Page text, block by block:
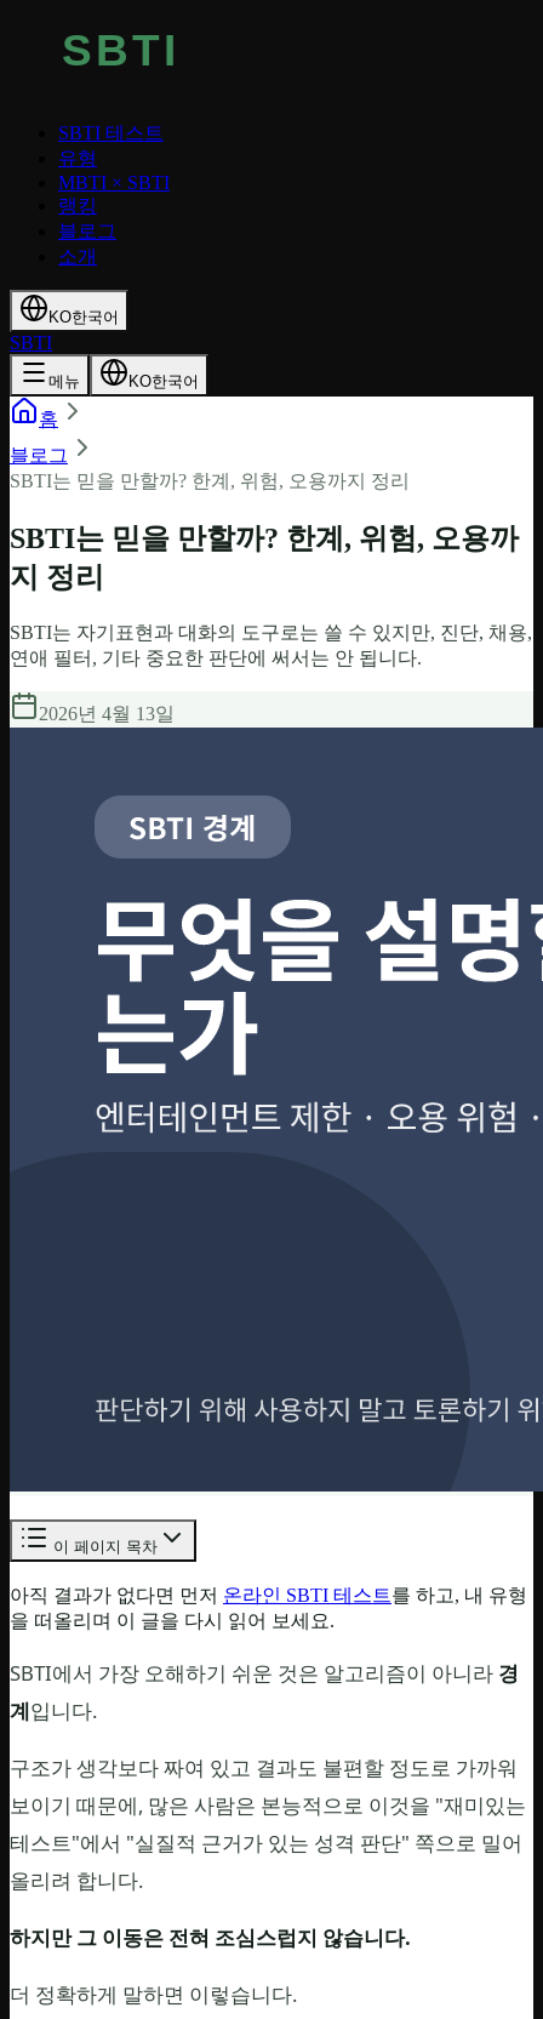
SBTI 테스트
유형
MBTI × SBTI
랭킹
블로그
소개
KO한국어
SBTI
메뉴 KO한국어
홈
블로그
SBTI는 믿을 만할까? 한계, 위험, 오용까지 정리
SBTI는 믿을 만할까? 한계, 위험, 오용까
지 정리
SBTI는 자기표현과 대화의 도구로는 쓸 수 있지만, 진단, 채용,
연애 필터, 기타 중요한 판단에 써서는 안 됩니다.
2026년 4월 13일
이 페이지 목차
아직 결과가 없다면 먼저 온라인 SBTI 테스트를 하고, 내 유형
을 떠올리며 이 글을 다시 읽어 보세요.
SBTI에서 가장 오해하기 쉬운 것은 알고리즘이 아니라 경
계입니다.
구조가 생각보다 짜여 있고 결과도 불편할 정도로 가까워
보이기 때문에, 많은 사람은 본능적으로 이것을 "재미있는
테스트"에서 "실질적 근거가 있는 성격 판단" 쪽으로 밀어
올리려 합니다.
하지만 그 이동은 전혀 조심스럽지 않습니다.
더 정확하게 말하면 이렇습니다.